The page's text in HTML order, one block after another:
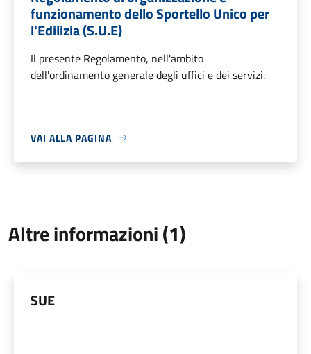
funzionamento dello Sportello Unico per
l'Edilizia (S.U.E)
Il presente Regolamento, nell'ambito
dell'ordinamento generale degli uffici e dei servizi.
VAI ALLA PAGINA
Altre informazioni (1)
SUE